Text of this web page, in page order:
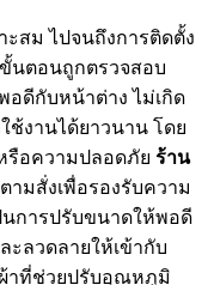
สม ไปจนถึงการติดตั้ง
นตอนถูกตรวจสอบ
อดีกับหน้าต่าง ไม่เกิด
ช้งานได้ยาวนาน โดย
รือความปลอดภัย ร้าน
ามสั่งเพื่อรองรับความ
นการปรับขนาดให้พอดี
ะลวดลายให้เข้ากับ
ผ้าที่ช่วยปรับอุณหภูมิ